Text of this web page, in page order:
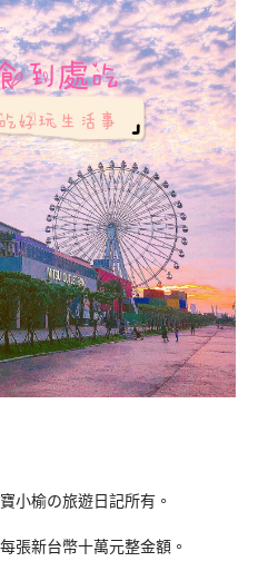
小榆の旅遊日記所有。
張新台幣十萬元整金額。